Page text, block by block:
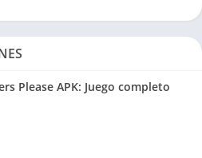
Please APK: Juego completo